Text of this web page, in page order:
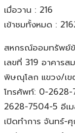
เมื่อวาน : 216
เข้าชมทั้งหมด :
สหกรณ์ออมทรัพย์ข้
เลขที่ 319 อาคาร
พิษณุโลก แขวง/เ
โทรศัพท์: 0-
2628-7504-5 อีเ
เปิดทำการ จันทร์-